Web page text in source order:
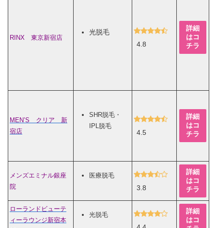
RINX 東京新宿店
光脱毛
4.8
詳細
はコ
チラ
MEN’S クリア 新
宿店
SHR脱毛・
IPL脱毛
4.5
詳細
はコ
チラ
メンズエミナル銀座
院
医療脱毛
3.8
詳細
はコ
チラ
ローランドビューテ
ィーラウンジ新宿本
光脱毛
詳細
はコ